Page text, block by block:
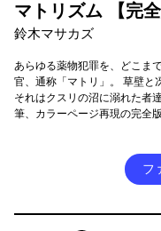
マトリズム 【完全
鈴木マサカズ
あらゆる薬物犯罪を、どこま
官、通称「マトリ」。 草壁
それはクスリの沼に溺れた者
筆、カラーページ再現の完全
フ